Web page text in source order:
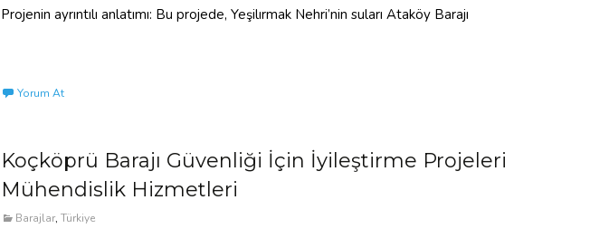
Projenin ayrıntılı anlatımı: Bu projede, Yeşilırmak Nehri’nin suları Ataköy Barajı
Yorum At
Koçköprü Barajı Güvenliği İçin İyileştirme Projeleri
Mühendislik Hizmetleri
Barajlar, Türkiye